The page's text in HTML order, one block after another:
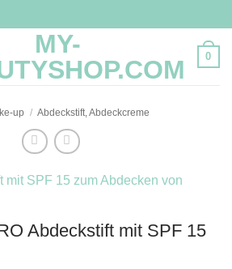
0
up / Abdeckstift, Abdeckcreme
Abdeckstift mit SPF 15